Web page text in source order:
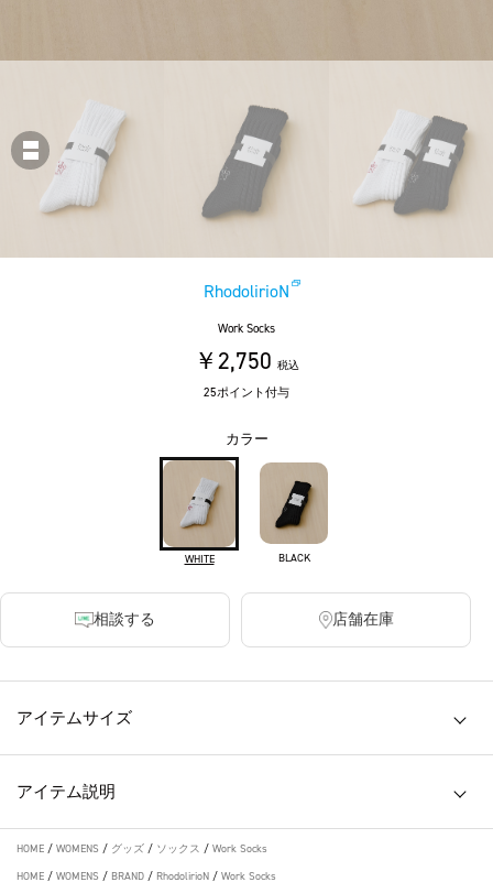
RhodolirioN
Work Socks
￥2,750 税込
25ポイント付与
カラー
WHITE BLACK
相談する 店舗在庫
アイテムサイズ
アイテム説明
HOME / WOMENS / グッズ / ソックス / Work Socks
HOME / WOMENS / BRAND / RhodolirioN / Work Socks